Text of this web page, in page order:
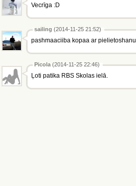
Vecrīga :D
sailing (2014-11-25 21:52)
pashmaaciiba kopaa ar pielietoshanu
Picola (2014-11-25 22:46)
Ļoti patika RBS Skolas ielā.